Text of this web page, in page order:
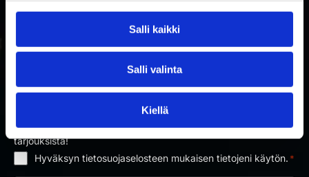
Salli kaikki
Salli valinta
Kiellä
TILAA RAKETTITUKUN UUTISKIRJE
tarjouksista!
Hyväksyn tietosuojaselosteen mukaisen tietojeni käytön. *